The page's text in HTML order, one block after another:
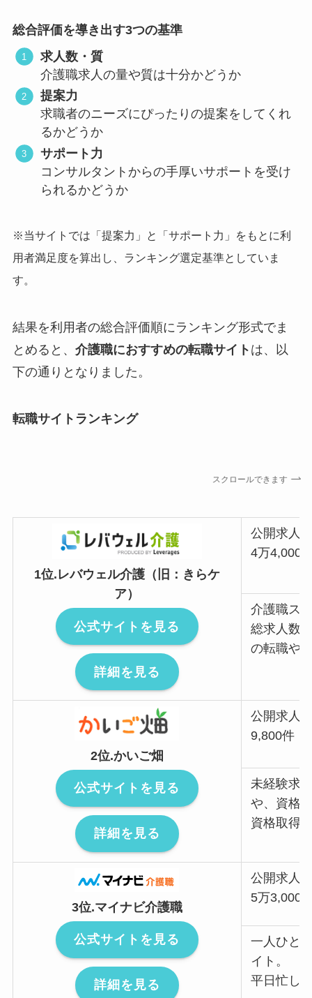
総合評価を導き出す3つの基準
求人数・質
介護職求人の量や質は十分かどうか
提案力
求職者のニーズにぴったりの提案をしてくれ
るかどうか
サポート力
コンサルタントからの手厚いサポートを受け
られるかどうか
※当サイトでは「提案力」と「サポート力」をもとに利
用者満足度を算出し、ランキング選定基準としていま
す。
結果を利用者の総合評価順にランキング形式でま
とめると、 介護職におすすめの転職サイト は、以
下の通りとなりました。
転職サイトランキング
スクロールできます
1位.レバウェル介護（旧：きらケ
ア）
公式サイトを見る
詳細を見る
公開求人
4万4,000
介護職ス
総求人数
の転職や
2位.かいご畑
公式サイトを見る
詳細を見る
公開求人
9,800件
未経験求
や、資格
資格取得
3位.マイナビ介護職
公式サイトを見る
詳細を見る
公開求人
5万3,000
一人ひと
イト。
平日忙し